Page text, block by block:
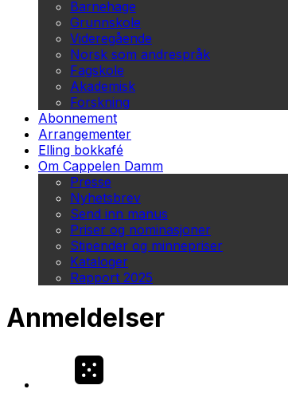
Barnehage
Grunnskole
Videregående
Norsk som andrespråk
Fagskole
Akademisk
Forskning
Abonnement
Arrangementer
Elling bokkafé
Om Cappelen Damm
Presse
Nyhetsbrev
Send inn manus
Priser og nominasjoner
Stipender og minnepriser
Kataloger
Rapport 2025
Anmeldelser